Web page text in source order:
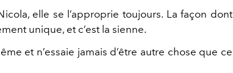
elle se l’approprie toujours. La façon dont
unique, et c’est la sienne.
et n’essaie jamais d’être autre chose que ce